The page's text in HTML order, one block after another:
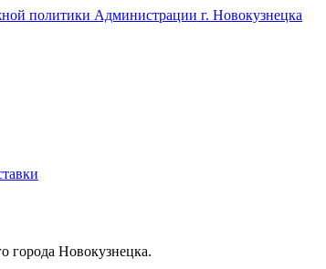
политики Администрации г. Новокузнецка
города Новокузнецка.